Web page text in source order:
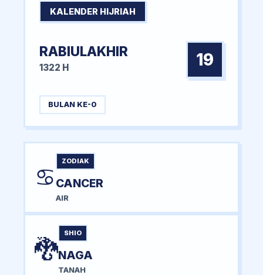
KALENDER HIJRIAH
RABIULAKHIR
1322 H 19
BULAN KE-0
♋
ZODIAK
CANCER
AIR
🐉
SHIO
NAGA
TANAH